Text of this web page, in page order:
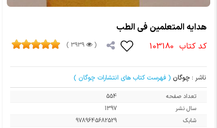
هدایه المتعلمین فی الطب
کد کتاب 103180
(
3939 )
ناشر : چوگان ( فهرست کتاب های انتشارات چوگان )
تعداد صفحه
554
سال نشر
1397
شابک
9789645682529